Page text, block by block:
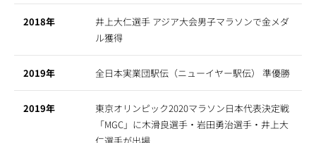
2018年
井上大仁選手 アジア大会男子マラソンで金メダ
ル獲得
2019年 全日本実業団駅伝（ニューイヤー駅伝） 準優勝
2019年
東京オリンピック2020マラソン日本代表決定戦
「MGC」に木滑良選手・岩田勇治選手・井上大